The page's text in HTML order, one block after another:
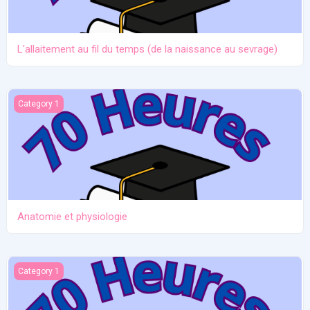
L'allaitement au fil du temps (de la naissance au sevrage)
Anatomie et physiologie
Category 1
Anatomie et physiologie
Ictère et hypoglycémie
Category 1